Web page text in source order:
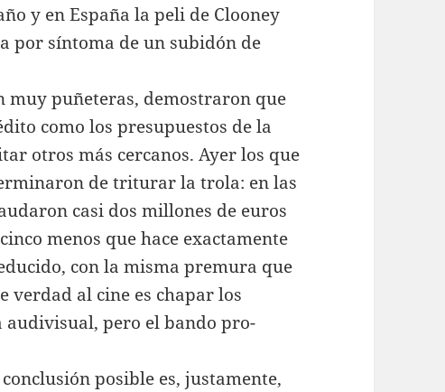
y en España la peli de Clooney
por síntoma de un subidón de
muy puñeteras, demostraron que
como los presupuestos de la
otros más cercanos. Ayer los que
de triturar la trola: en las
casi dos millones de euros
menos que hace exactamente
con la misma premura que
verdad al cine es chapar los
pero el bando pro-
posible es, justamente,